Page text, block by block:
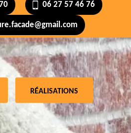
06 27 57 46 76
RÉALISATIONS